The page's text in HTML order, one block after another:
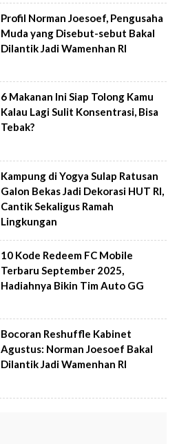
Profil Norman Joesoef, Pengusaha
Muda yang Disebut-sebut Bakal
Dilantik Jadi Wamenhan RI
6 Makanan Ini Siap Tolong Kamu
Kalau Lagi Sulit Konsentrasi, Bisa
Tebak?
Kampung di Yogya Sulap Ratusan
Galon Bekas Jadi Dekorasi HUT RI,
Cantik Sekaligus Ramah
Lingkungan
10 Kode Redeem FC Mobile
Terbaru September 2025,
Hadiahnya Bikin Tim Auto GG
Bocoran Reshuffle Kabinet
Agustus: Norman Joesoef Bakal
Dilantik Jadi Wamenhan RI